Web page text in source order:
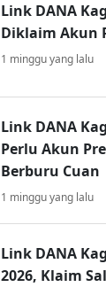
Link DANA
Diklaim Akun
1 minggu yang lalu
Link DANA
Perlu Akun
Berburu Cuan
1 minggu yang lalu
Link DANA
2026, Klaim